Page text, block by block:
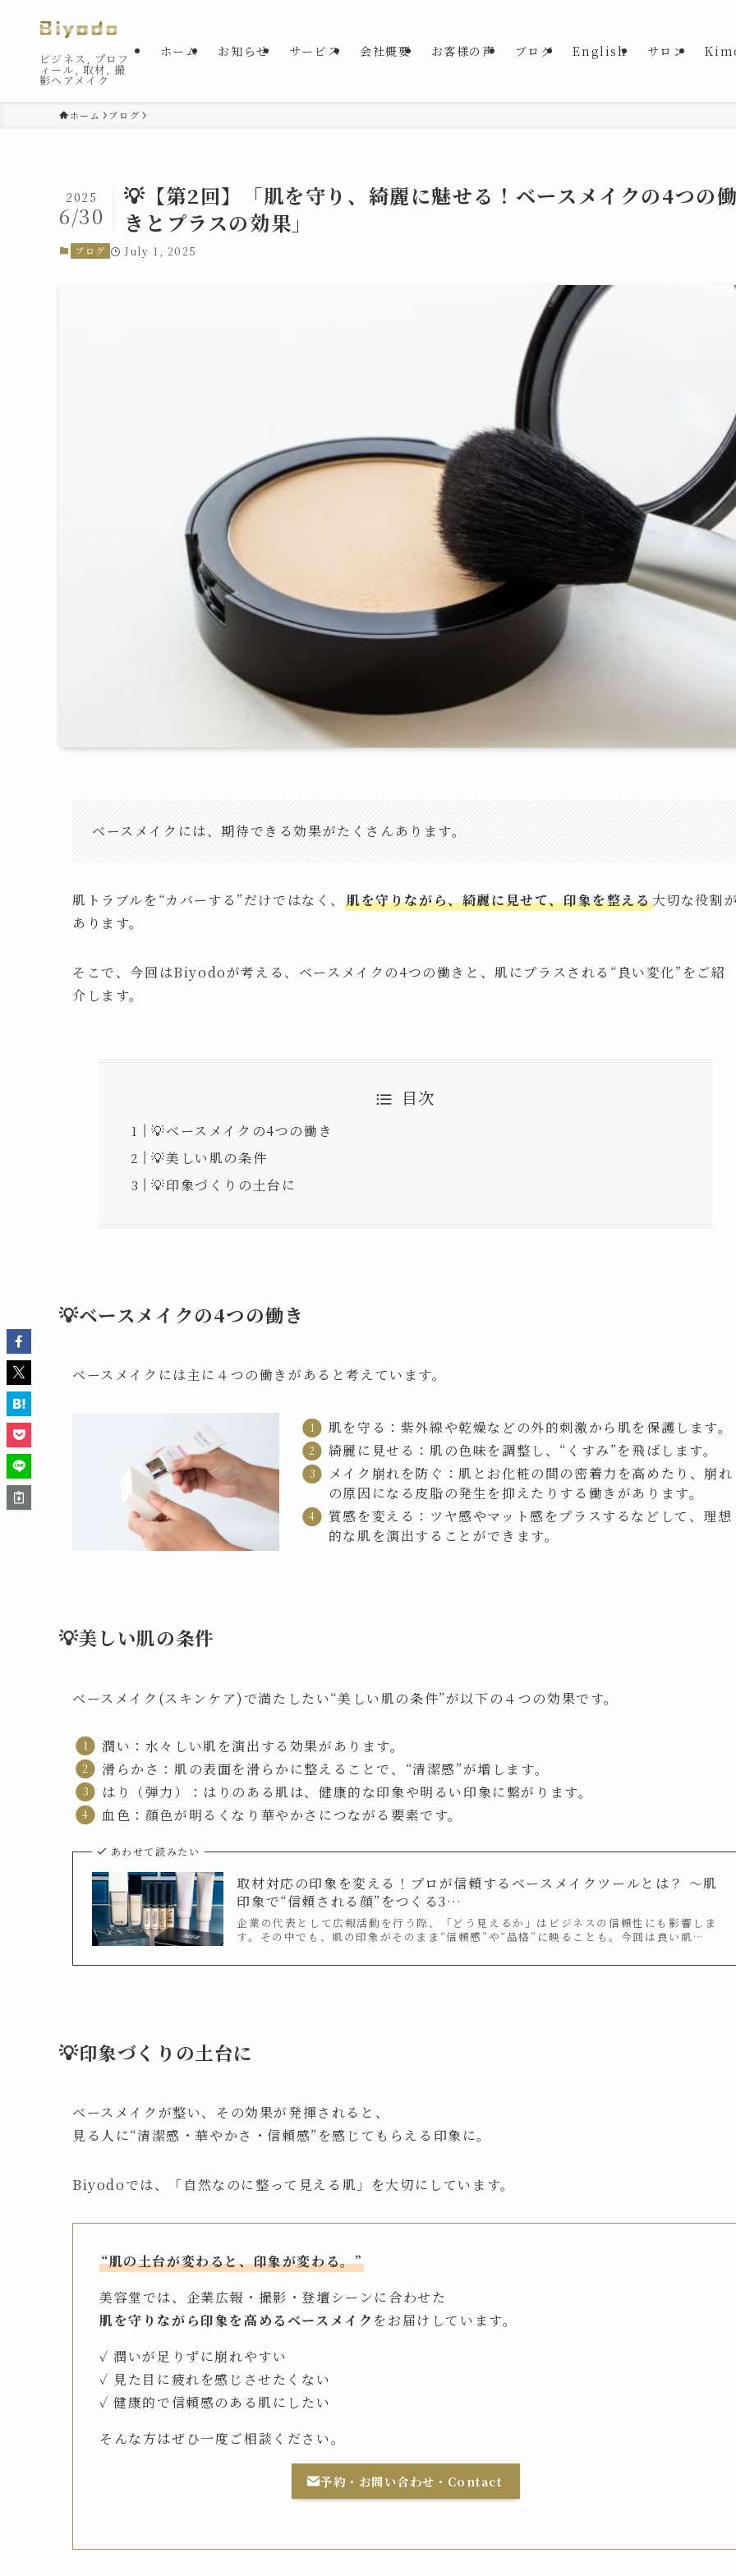
ビジネス, プロフ
ィール, 取材, 撮
影ヘアメイク
ホーム お知らせ サービス 会社概要 お客様の声 ブログ English サロン
ホーム ブログ
💡【第2回】「肌を守り、綺麗に魅せる！ベースメイクの4つの
きとプラスの効果」
2025
6/30
ブログ July 1, 2025
ベースメイクには、期待できる効果がたくさんあります。
肌トラブルを“カバーする”だけではなく、 肌を守りながら、綺麗に見せて、印象を整える大切な役割
あります。
そこで、今回はBiyodoが考える、ベースメイクの4つの働きと、肌にプラスされる“良い変化”をご紹
介します。
目次
💡ベースメイクの4つの働き
💡美しい肌の条件
💡印象づくりの土台に
💡ベースメイクの4つの働き
ベースメイクには主に４つの働きがあると考えています。
肌を守る：紫外線や乾燥などの外的刺激から肌を保護します。
綺麗に見せる：肌の色味を調整し、“くすみ”を飛ばします。
メイク崩れを防ぐ：肌とお化粧の間の密着力を高めたり、崩れ
の原因になる皮脂の発生を抑えたりする働きがあります。
質感を変える：ツヤ感やマット感をプラスするなどして、理想
的な肌を演出することができます。
💡美しい肌の条件
ベースメイク(スキンケア)で満たしたい“美しい肌の条件”が以下の４つの効果です。
潤い：水々しい肌を演出する効果があります。
滑らかさ：肌の表面を滑らかに整えることで、“清潔感”が増します。
はり（弾力）：はりのある肌は、健康的な印象や明るい印象に繋がります。
血色：顔色が明るくなり華やかさにつながる要素です。
あわせて読みたい
取材対応の印象を変える！プロが信頼するベースメイクツールとは？ 〜肌
印象で“信頼される顔”をつくる3…
企業の代表として広報活動を行う際、「どう見えるか」はビジネスの信頼性にも影響しま
す。その中でも、肌の印象がそのまま“信頼感”や“品格”に映ることも。今回は良い肌…
💡印象づくりの土台に
ベースメイクが整い、その効果が発揮されると、
見る人に“清潔感・華やかさ・信頼感”を感じてもらえる印象に。
Biyodoでは、「自然なのに整って見える肌」を大切にしています。
“肌の土台が変わると、印象が変わる。”
美容堂では、企業広報・撮影・登壇シーンに合わせた
肌を守りながら印象を高めるベースメイク をお届けしています。
✓ 潤いが足りずに崩れやすい
✓ 見た目に疲れを感じさせたくない
✓ 健康的で信頼感のある肌にしたい
そんな方はぜひ一度ご相談ください。
予約・お問い合わせ・Contact